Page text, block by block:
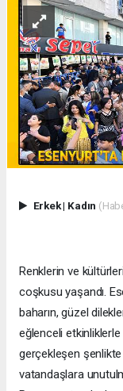
Erkek| Kadın
Renklerin ve
coşkusu yaşandı.
baharın, güzel
eğlenceli
gerçekleşen
vatandaşlara